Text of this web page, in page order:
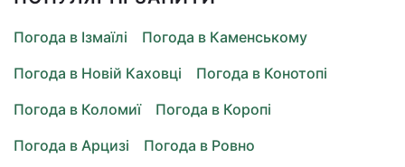
Погода в Ізмаїлі
Погода в Каменському
Погода в Новій Каховці
Погода в Конотопі
Погода в Коломиї
Погода в Коропі
Погода в Арцизі
Погода в Ровно